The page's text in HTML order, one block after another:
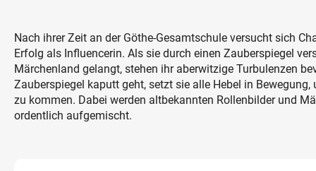
Nach ihrer Zeit an der Göthe-Gesamtschule versucht sich
Erfolg als Influencerin. Als sie durch einen Zauberspiegel
Märchenland gelangt, stehen ihr aberwitzige Turbulenzen
Zauberspiegel kaputt geht, setzt sie alle Hebel in Bewegung,
zu kommen. Dabei werden altbekannten Rollenbilder und
ordentlich aufgemischt.